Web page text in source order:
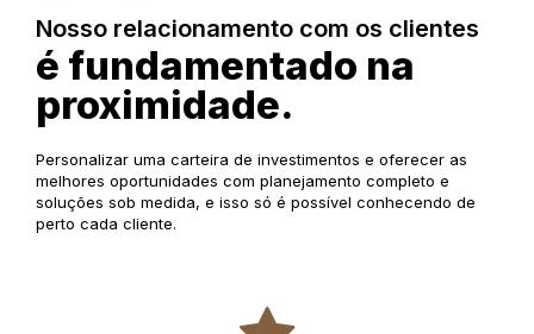
Nosso relacionamento com os clientes
é fundamentado na
proximidade.
Personalizar uma carteira de investimentos e oferecer as
melhores oportunidades com planejamento completo e
soluções sob medida, e isso só é possível conhecendo de
perto cada cliente.